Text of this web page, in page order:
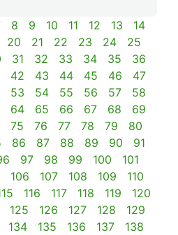
8 9 10 11 12 13
14
20 21 22 23 24
25
31 32 33 34 35
36
42 43 44 45 46
47
53 54 55 56 57
58
64 65 66 67 68
69
75 76 77 78 79
80
86 87 88 89 90
91
97 98 99 100
101
106 107 108 109
110
116 117 118 119
120
125 126 127 128
129
134 135 136 137
138